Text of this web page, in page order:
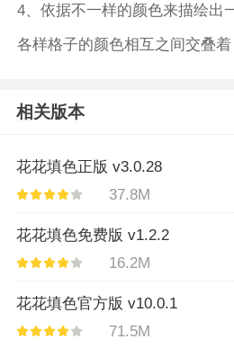
4、依据不一样的颜色来描绘出
各样格子的颜色相互之间交叠
相关版本
花花填色正版 v3.0.28
37.8M
花花填色免费版 v1.2.2
16.2M
花花填色官方版 v10.0.1
71.5M